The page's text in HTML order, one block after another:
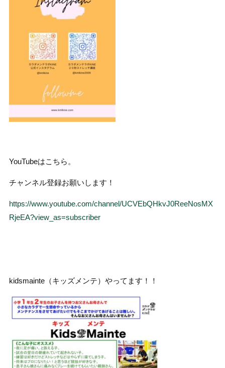
YouTubeはこちら。
チャンネル登録お願いします！
https://www.youtube.com/channel/UCVEbQHkvJ0ReeNosMX
RjeEA?view_as=subscriber
kidsmainte（キッズメンテ）やってます！！